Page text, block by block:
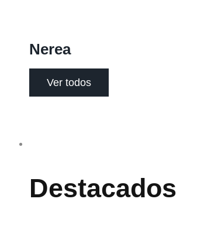
Nerea
Ver todos
Destacados